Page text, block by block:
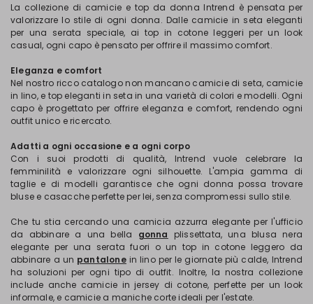
La collezione di camicie e top da donna Intrend è pensata per
valorizzare lo stile di ogni donna. Dalle camicie in seta eleganti
per una serata speciale, ai top in cotone leggeri per un look
casual, ogni capo è pensato per offrire il massimo comfort.
Eleganza e comfort
Nel nostro ricco catalogo non mancano camicie di seta, camicie
in lino, e top eleganti in seta in una varietà di colori e modelli. Ogni
capo è progettato per offrire eleganza e comfort, rendendo ogni
outfit unico e ricercato.
Adatti a ogni occasione e a ogni corpo
Con i suoi prodotti di qualità, Intrend vuole celebrare la
femminilità e valorizzare ogni silhouette. L'ampia gamma di
taglie e di modelli garantisce che ogni donna possa trovare
bluse e casacche perfette per lei, senza compromessi sullo stile.
Che tu stia cercando una camicia azzurra elegante per l'ufficio
da abbinare a una bella gonna plissettata, una blusa nera
elegante per una serata fuori o un top in cotone leggero da
abbinare a un pantalonein lino per le giornate più calde, Intrend
ha soluzioni per ogni tipo di outfit. Inoltre, la nostra collezione
include anche camicie in jersey di cotone, perfette per un look
informale, e camicie a maniche corte ideali per l'estate.